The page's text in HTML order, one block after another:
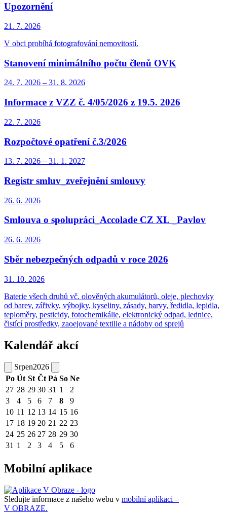
Upozornění
21. 7. 2026
V obci probíhá fotografování nemovitostí.
Stanovení minimálního počtu členů OVK
24. 7. 2026 – 31. 8. 2026
Informace z VZZ č. 4/05/2026 z 19.5. 2026
22. 7. 2026
Rozpočtové opatření č.3/2026
13. 7. 2026 – 31. 1. 2027
Registr smluv_zveřejnění smlouvy
26. 6. 2026
Smlouva o spolupráci_Accolade CZ XL _Pavlov
26. 6. 2026
Sběr nebezpečných odpadů v roce 2026
31. 10. 2026
Baterie všech druhů vč. olověných akumulátorů, oleje, plechovky
od barev, zářivky, výbojky, kyseliny, zásady, barvy, ředidla, lepidla,
teploměry, pesticidy, fotochemikálie, elektronický odpad, lednice,
čistící prostředky, zaoejované textilie a nádoby od sprejů
Kalendář akcí
Srpen2026
Po Út St Čt Pá So Ne
27 28 29 30 31 1
2
3
4 5 6 7 8
9
10 11 12 13 14 15 16
17 18 19 20 21 22 23
24 25 26 27 28 29 30
31 1 2 3 4 5 6
Mobilní aplikace
Sledujte informace z našeho webu v mobilní aplikaci –
V OBRAZE.